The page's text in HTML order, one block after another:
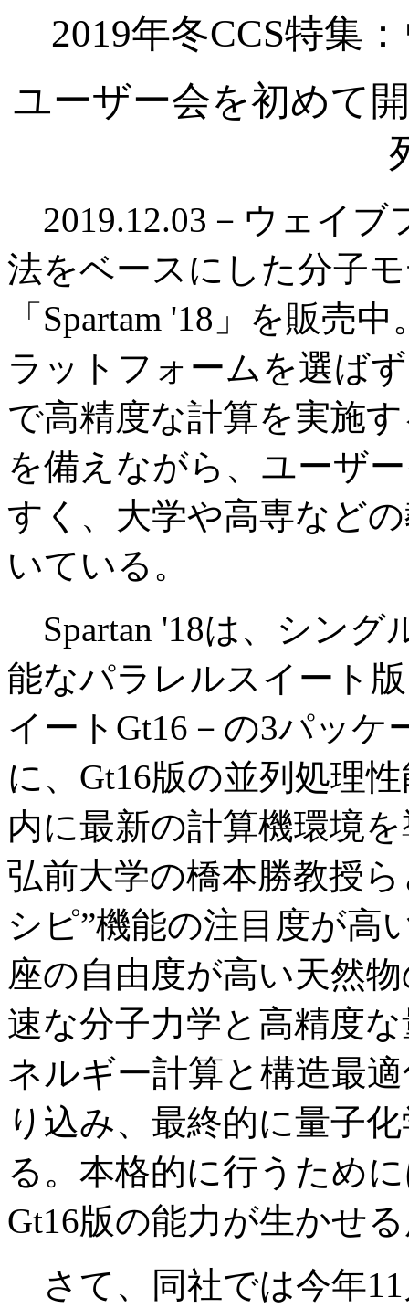
2019年冬CCS特集
ユーザー会を初めて
2019.12.03－ウェイブ
法をベースにした分子
「Spartam '18」を販売
ラットフォームを選ば
で高精度な計算を実施
を備えながら、ユーザ
すく、大学や高専など
いている。
Spartan '18は、シング
能なパラレルスイート
イートGt16－の3パッ
に、Gt16版の並列処理
内に最新の計算機環境
弘前大学の橋本勝教授
シピ”機能の注目度が高
座の自由度が高い天然
速な分子力学と高精度
ネルギー計算と構造最
り込み、最終的に量子
る。本格的に行うため
Gt16版の能力が生かせ
さて、同社では今年